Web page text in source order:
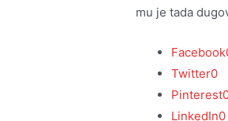
mu je tada
Facebook
Twitter0
Pinterest
LinkedIn0